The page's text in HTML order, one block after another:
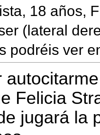
18 años,
(lateral
podréis ver
Felicia
jugará la